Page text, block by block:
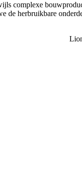
complexe
de herbruikbare